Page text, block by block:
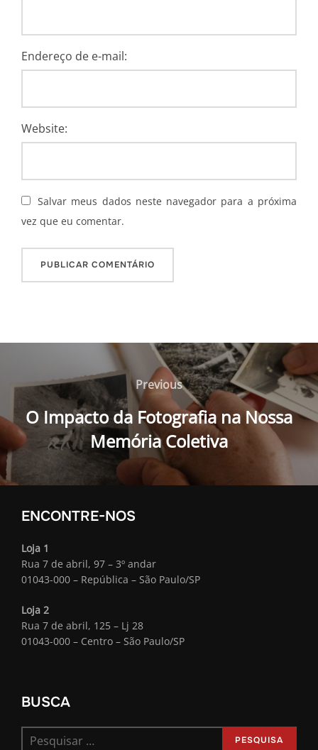
Endereço de e-mail:
Website:
Salvar meus dados neste navegador para a próxima
vez que eu comentar.
Navegação
de
Post
Previous
Previous
O Impacto da Fotografia na Nossa
Memória Coletiva
ENCONTRE-NOS
Loja 1
Rua 7 de abril, 97 – 3º andar
01043-000 – República – São Paulo/SP
Loja 2
Rua 7 de abril, 125 – Lj 28
01043-000 – Centro – São Paulo/SP
BUSCA
Pesquisar
PESQUISA